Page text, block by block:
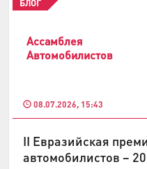
Ассамблея
Автомобилистов
08.07.2026, 15:43
БЛОГ
II Евразийская
автомобилистов –